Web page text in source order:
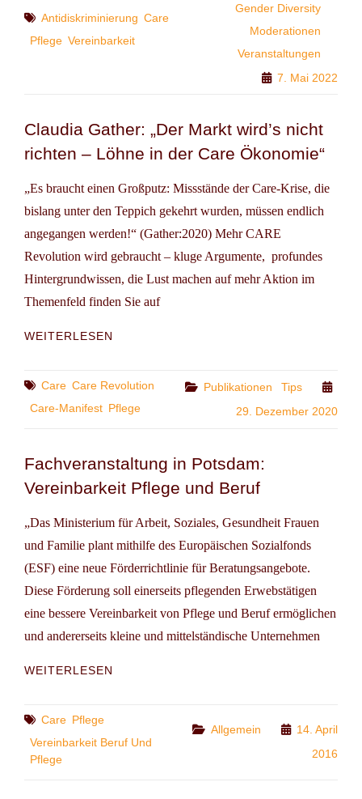
(ADS):
ELTERN
SCHÜTZEN!
ZUR
VON
FÜRSORGEPFLICHTEN
UND
BERUF
Tags
Antidiskriminierung Care
Pflege Vereinbarkeit
Gender Diversity
Moderationen
Veranstaltungen
7. Mai 2022
Claudia Gather: „Der Markt wird’s nicht
richten – Löhne in der Care Ökonomie“
„Es braucht einen Großputz: Missstände der Care-Krise, die
bislang unter den Teppich gekehrt wurden, müssen endlich
angegangen werden!“ (Gather:2020) Mehr CARE
Revolution wird gebraucht – kluge Argumente, profundes
Hintergrundwissen, die Lust machen auf mehr Aktion im
Themenfeld finden Sie auf
WEITERLESEN
MARKT
NICHT
LÖHNE
IN
CARE
Tags
Care Care Revolution
Care-Manifest Pflege
Categories
Publikationen
Tips
29. Dezember 2020
Fachveranstaltung in Potsdam:
Vereinbarkeit Pflege und Beruf
„Das Ministerium für Arbeit, Soziales, Gesundheit Frauen
und Familie plant mithilfe des Europäischen Sozialfonds
(ESF) eine neue Förderrichtlinie für Beratungsangebote.
Diese Förderung soll einerseits pflegenden Erwebstätigen
eine bessere Vereinbarkeit von Pflege und Beruf ermöglichen
und andererseits kleine und mittelständische Unternehmen
WEITERLESEN
Tags
Care Pflege
Vereinbarkeit Beruf Und
Pflege
Categories
Allgemein
14. April
2016